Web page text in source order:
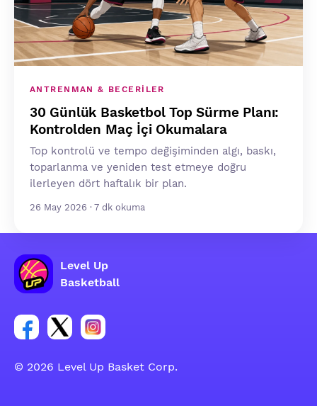
ANTRENMAN & BECERILER
30 Günlük Basketbol Top Sürme Planı:
Kontrolden Maç İçi Okumalara
Top kontrolü ve tempo değişiminden algı, baskı,
toparlanma ve yeniden test etmeye doğru
ilerleyen dört haftalık bir plan.
26 May 2026 · 7 dk okuma
Level Up
Basketball
Facebook hesabı sosyal grubu linki
Twitter hesabı sosyal grubu linki
Instagram hesabı sosyal grubu linki
© 2026 Level Up Basket Corp.